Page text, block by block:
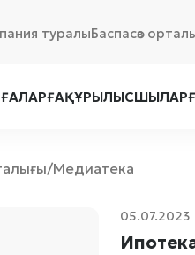
туралыБаспасөз
/Медиатека
05.07.2023